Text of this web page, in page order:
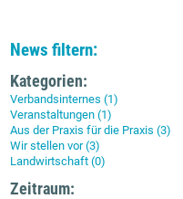
News filtern:
Kategorien:
Verbandsinternes (1)
Veranstaltungen (1)
Aus der Praxis für die Praxis (3)
Wir stellen vor (3)
Landwirtschaft (0)
Zeitraum: